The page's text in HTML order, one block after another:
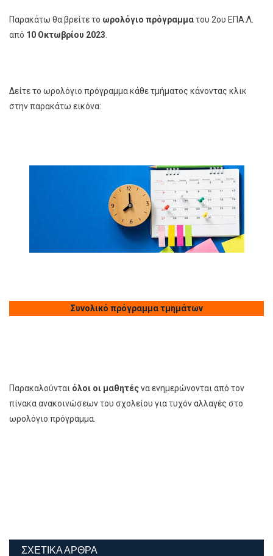
Παρακάτω θα βρείτε το ωρολόγιο πρόγραμματου 2ου ΕΠΑ.Λ.
από 10 Οκτωβρίου 2023
Δείτε το ωρολόγιο πρόγραμμα κάθε τμήματος κάνοντας κλικ
στην παρακάτω εικόνα:
Συνολικό πρόγραμμα τμημάτων
Παρακαλούνται όλοι οι μαθητέςνα ενημερώνονται από τον
πίνακα ανακοινώσεων του σχολείου για τυχόν αλλαγές στο
ωρολόγιο πρόγραμμα.
ΣΧΕΤΙΚΆ ΆΡΘΡΑ